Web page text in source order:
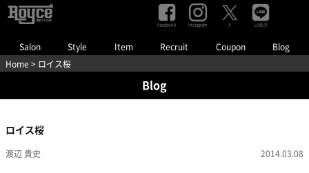
Salon Style Item Recruit Coupon Blog
Facebook Instagram X LINE@
Home > ロイス桜
Blog
ロイス桜
渡辺 貴史 2014.03.08